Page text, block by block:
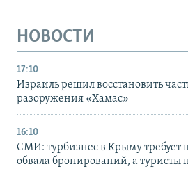
НОВОСТИ
17:10
Израиль решил восстановить
разоружения «Хамас»
16:10
СМИ: турбизнес в Крыму требует
обвала бронирований, а туристы